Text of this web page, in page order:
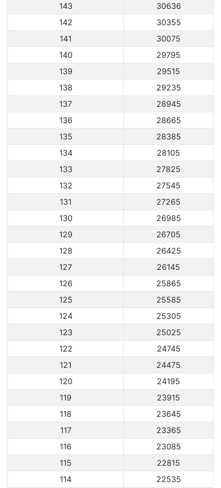
143
30636
142
30355
141
30075
140
29795
139
29515
138
29235
137
28945
136
28665
135
28385
134
28105
133
27825
132
27545
131
27265
130
26985
129
26705
128
26425
127
26145
126
25865
125
25585
124
25305
123
25025
122
24745
121
24475
120
24195
119
23915
118
23645
117
23365
116
23085
115
22815
114
22535